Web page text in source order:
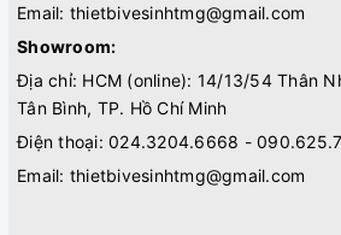
Email: thietbivesinhtmg@gmail.com
Showroom:
Địa chỉ: HCM (online): 14/13/54 Thân
Tân Bình, TP. Hồ Chí Minh
Điện thoại: 024.3204.6668 -
Email: thietbivesinhtmg@gmail.com